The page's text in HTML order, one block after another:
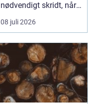
nødvendigt skridt, når
store ...
08 juli 2026